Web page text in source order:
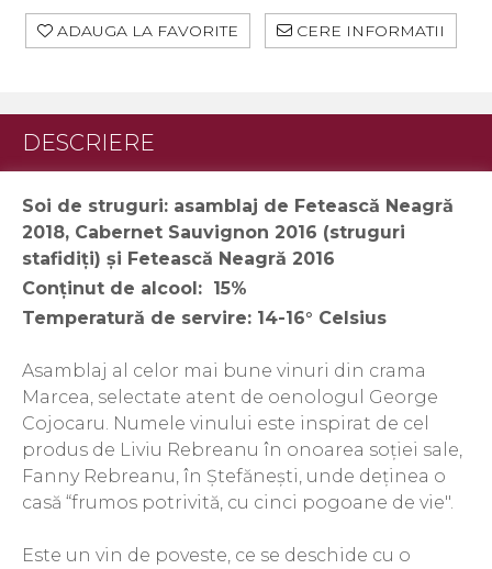
Crama BALLA GEZA
Domeniile Prince MATEI
FAUTOR Winery
PRIMUL
Domeniile PANCIU
The ICONIC Estate
Crama Petro VASELO
Nea FLORICĂ
Vinuri Din GRECIA
Crama BUDUREASCA
ROMÂNE
ADAUGA LA FAVORITE CERE INFORMATII
DESCRIERE
Soi de struguri: asamblaj de Fetească Neagră
2018, Cabernet Sauvignon 2016 (struguri
stafidiți) și Fetească Neagră 2016
Conținut de alcool: 15%
Temperatură de servire: 14-16° Celsius
Asamblaj al celor mai bune vinuri din crama
Marcea, selectate atent de oenologul George
Cojocaru. Numele vinului este inspirat de cel
produs de Liviu Rebreanu în onoarea soției sale,
Fanny Rebreanu, în Ștefănești, unde deținea o
casă “frumos potrivită, cu cinci pogoane de vie".
Este un vin de poveste, ce se deschide cu o